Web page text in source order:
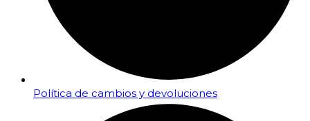
Política de cambios y devoluciones